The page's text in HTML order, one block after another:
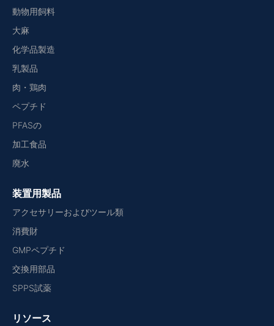
動物用飼料
大麻
化学品製造
乳製品
肉・鶏肉
ペプチド
PFASの
加工食品
廃水
装置用製品
アクセサリーおよびツール類
消費財
GMPペプチド
交換用部品
SPPS試薬
リソース